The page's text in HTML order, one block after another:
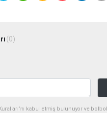
(0)
kabul etmiş bulunuyor ve